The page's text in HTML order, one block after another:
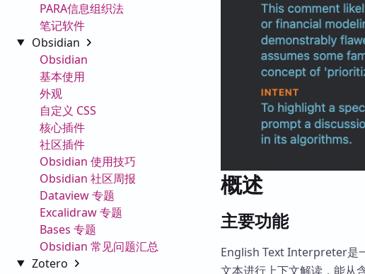
PARA信息组织法
笔记软件
Obsidian
Obsidian
基本使用
外观
自定义 CSS
核心插件
社区插件
Obsidian 使用技巧
Obsidian 社区周报
Dataview 专题
Excalidraw 专题
Bases 专题
Obsidian 常见问题汇总
Zotero
概述
主要功能
English Text Interpreter是
文本进行上下文解读，能从